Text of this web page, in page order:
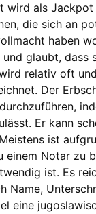
wird als
die sich an
haben
glaubt, dass
relativ oft
Der
Er kann
ist
einem Notar zu
ist. Es
Name,
eine